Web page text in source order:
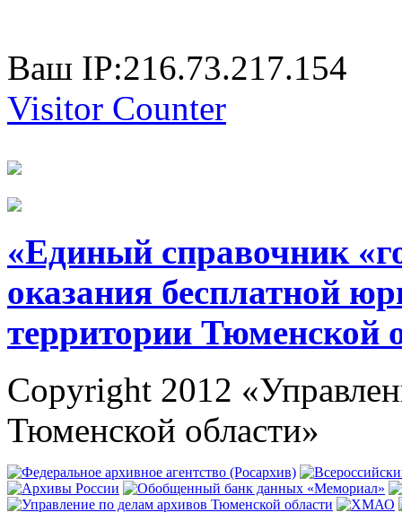
Ваш IP:216.73.217.154
Visitor Counter
«Единый справочник
оказания бесплатной
территории Тюменской
Copyright 2012
Тюменской области»